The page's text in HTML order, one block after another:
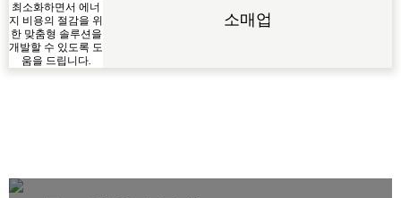
소매업